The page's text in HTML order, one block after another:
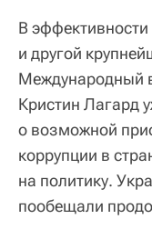
В
и другой
Международный
Кристин Лагард
о возможной
коррупции в
на политику.
пообещали